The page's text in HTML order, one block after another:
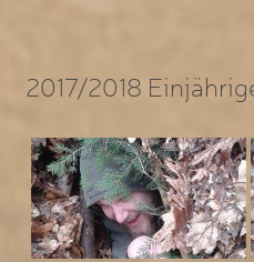
2017/2018